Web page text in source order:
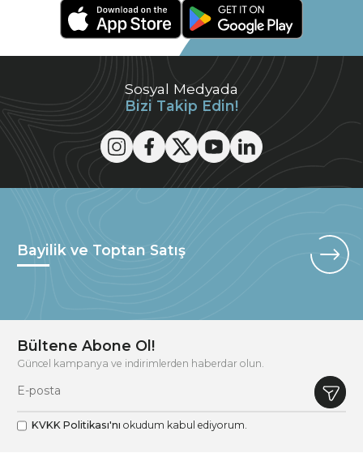
Sosyal Medyada
Bizi Takip Edin!
Bayilik ve Toptan Satış
Bültene Abone Ol!
Güncel kampanya ve indirimlerden haberdar olun.
KVKK Politikası'nı okudum kabul ediyorum.